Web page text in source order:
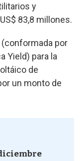
y
83,8 millones.
(conformada por
Yield) para la
de
un monto de